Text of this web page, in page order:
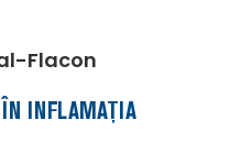
ÎN INFLAMAȚIA